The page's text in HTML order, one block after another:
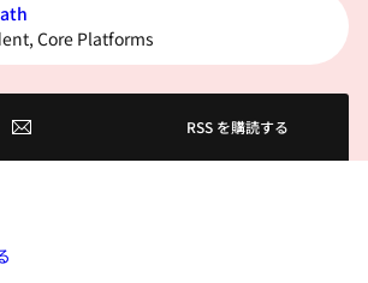
Core Platforms
RSS を購読する